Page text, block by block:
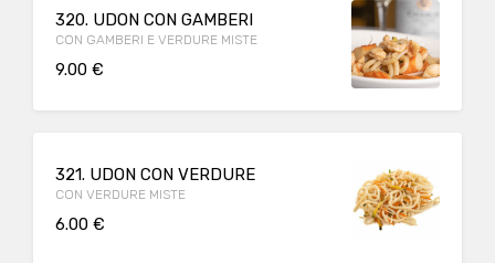
320. UDON CON GAMBERI
CON GAMBERI E VERDURE MISTE
9.00 €
321. UDON CON VERDURE
CON VERDURE MISTE
6.00 €